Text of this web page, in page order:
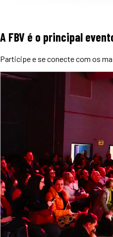
A FBV é o principal
Participe e se conecte com os